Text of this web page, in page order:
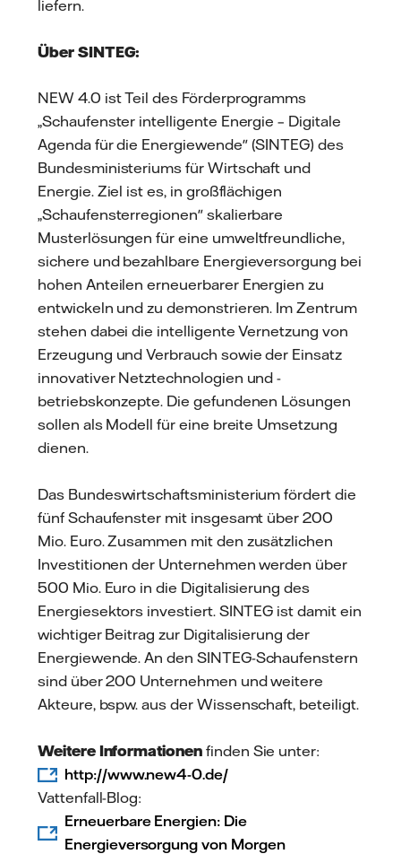
liefern.
Über SINTEG:
NEW 4.0 ist Teil des Förderprogramms
„Schaufenster intelligente Energie – Digitale
Agenda für die Energiewende" (SINTEG) des
Bundesministeriums für Wirtschaft und
Energie. Ziel ist es, in großflächigen
„Schaufensterregionen" skalierbare
Musterlösungen für eine umweltfreundliche,
sichere und bezahlbare Energieversorgung bei
hohen Anteilen erneuerbarer Energien zu
entwickeln und zu demonstrieren. Im Zentrum
stehen dabei die intelligente Vernetzung von
Erzeugung und Verbrauch sowie der Einsatz
innovativer Netztechnologien und -
betriebskonzepte. Die gefundenen Lösungen
sollen als Modell für eine breite Umsetzung
dienen.
Das Bundeswirtschaftsministerium fördert die
fünf Schaufenster mit insgesamt über 200
Mio. Euro. Zusammen mit den zusätzlichen
Investitionen der Unternehmen werden über
500 Mio. Euro in die Digitalisierung des
Energiesektors investiert. SINTEG ist damit ein
wichtiger Beitrag zur Digitalisierung der
Energiewende. An den SINTEG-Schaufenstern
sind über 200 Unternehmen und weitere
Akteure, bspw. aus der Wissenschaft, beteiligt.
Weitere Informationenfinden Sie unter:
http://www.new4-0.de/
Vattenfall-Blog:
Erneuerbare Energien: Die
Energieversorgung von Morgen